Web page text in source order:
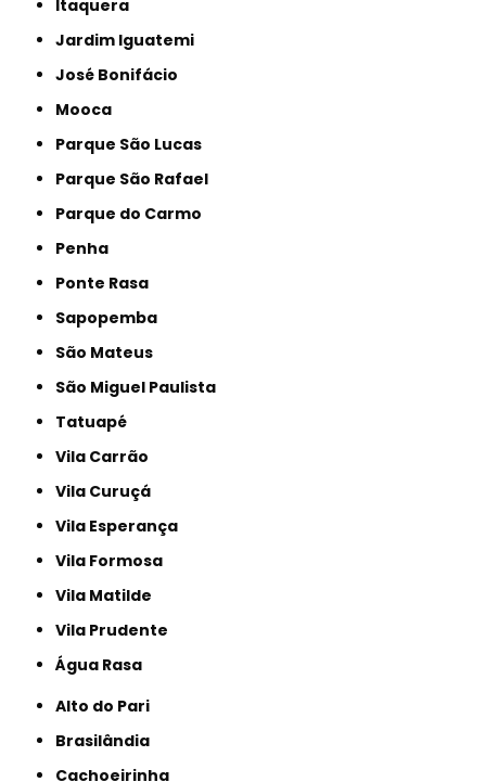
Itaquera
Jardim Iguatemi
José Bonifácio
Mooca
Parque São Lucas
Parque São Rafael
Parque do Carmo
Penha
Ponte Rasa
Sapopemba
São Mateus
São Miguel Paulista
Tatuapé
Vila Carrão
Vila Curuçá
Vila Esperança
Vila Formosa
Vila Matilde
Vila Prudente
Água Rasa
Alto do Pari
Brasilândia
Cachoeirinha